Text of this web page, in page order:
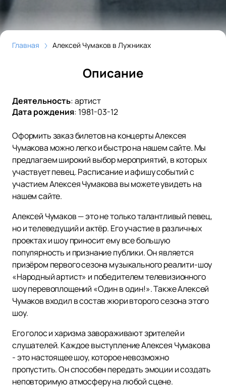
Главная Алексей Чумаков в Лужниках
Описание
Деятельность:артист
Дата рождения: 1981-03-12
Оформить заказ билетов на концерты Алексея
Чумакова можно легко и быстро на нашем сайте. Мы
предлагаем широкий выбор мероприятий, в которых
участвует певец. Расписание и афишу событий с
участием Алексея Чумакова вы можете увидеть на
нашем сайте.
Алексей Чумаков — это не только талантливый певец,
но и телеведущий и актёр. Его участие в различных
проектах и шоу приносит ему все большую
популярность и признание публики. Он является
призёром первого сезона музыкального реалити-шоу
«Народный артист» и победителем телевизионного
шоу перевоплощений «Один в один!». Также Алексей
Чумаков входил в состав жюри второго сезона этого
шоу.
Его голос и харизма завораживают зрителей и
слушателей. Каждое выступление Алексея Чумакова
- это настоящее шоу, которое невозможно
пропустить. Он способен передать эмоции и создать
неповторимую атмосферу на любой сцене.